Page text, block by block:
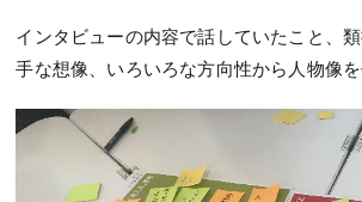
インタビューの内容で話していたこと、
手な想像、いろいろな方向性から人物像を